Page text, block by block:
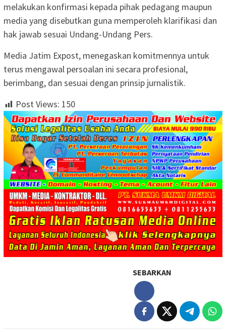
melakukan konfirmasi kepada pihak pedagang maupun
media yang disebutkan guna memperoleh klarifikasi dan
hak jawab sesuai Undang-Undang Pers.
Media Jatim Expost, menegaskan komitmennya untuk
terus mengawal persoalan ini secara profesional,
berimbang, dan sesuai dengan prinsip jurnalistik.
Post Views: 150
SEBARKAN